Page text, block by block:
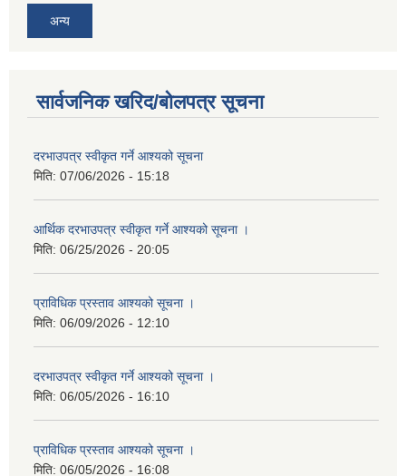
अन्य
सार्वजनिक खरिद/बोलपत्र सूचना
दरभाउपत्र स्वीकृत गर्ने आश्यको सूचना
मिति: 07/06/2026 - 15:18
आर्थिक दरभाउपत्र स्वीकृत गर्ने आश्यको सूचना ।
मिति: 06/25/2026 - 20:05
प्राविधिक प्रस्ताव आश्यको सूचना ।
मिति: 06/09/2026 - 12:10
दरभाउपत्र स्वीकृत गर्ने आश्यको सूचना ।
मिति: 06/05/2026 - 16:10
प्राविधिक प्रस्ताव आश्यको सूचना ।
मिति: 06/05/2026 - 16:08